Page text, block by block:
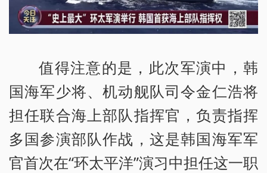
值得注意的是，此次军演中，韩
国海军少将、机动舰队司令金仁浩将
担任联合海上部队指挥官，负责指挥
多国参演部队作战，这是韩国海军军
官首次在“环太平洋”演习中担任这一职